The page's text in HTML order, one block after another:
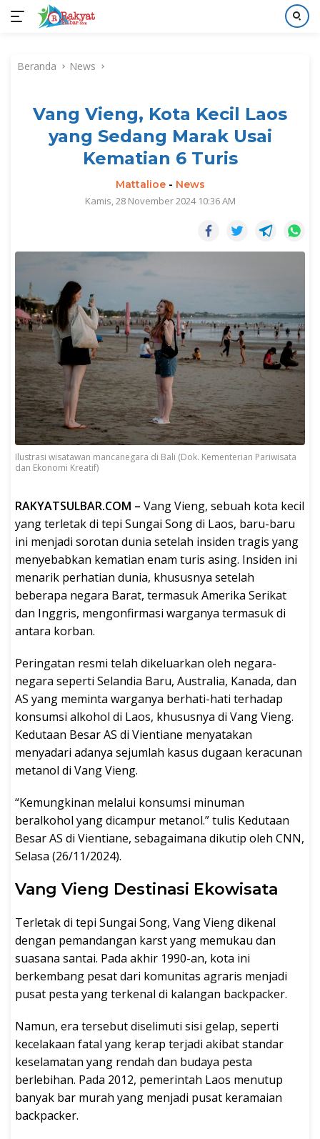
kontenBeranda News
Vang Vieng, Kota Kecil Laos
yang Sedang Marak Usai
Kematian 6 Turis
Mattalioe- News
Kamis, 28 November 2024 10:36 AM
Ilustrasi wisatawan mancanegara di Bali (Dok. Kementerian Pariwisata
dan Ekonomi Kreatif)
RAKYATSULBAR.COM – Vang Vieng, sebuah kota kecil
yang terletak di tepi Sungai Song di Laos, baru-baru
ini menjadi sorotan dunia setelah insiden tragis yang
menyebabkan kematian enam turis asing. Insiden ini
menarik perhatian dunia, khususnya setelah
beberapa negara Barat, termasuk Amerika Serikat
dan Inggris, mengonfirmasi warganya termasuk di
antara korban.
Peringatan resmi telah dikeluarkan oleh negara-
negara seperti Selandia Baru, Australia, Kanada, dan
AS yang meminta warganya berhati-hati terhadap
konsumsi alkohol di Laos, khususnya di Vang Vieng.
Kedutaan Besar AS di Vientiane menyatakan
menyadari adanya sejumlah kasus dugaan keracunan
metanol di Vang Vieng.
“Kemungkinan melalui konsumsi minuman
beralkohol yang dicampur metanol.” tulis Kedutaan
Besar AS di Vientiane, sebagaimana dikutip oleh CNN,
Selasa (26/11/2024).
Vang Vieng Destinasi Ekowisata
Terletak di tepi Sungai Song, Vang Vieng dikenal
dengan pemandangan karst yang memukau dan
suasana santai. Pada akhir 1990-an, kota ini
berkembang pesat dari komunitas agraris menjadi
pusat pesta yang terkenal di kalangan backpacker.
Namun, era tersebut diselimuti sisi gelap, seperti
kecelakaan fatal yang kerap terjadi akibat standar
keselamatan yang rendah dan budaya pesta
berlebihan. Pada 2012, pemerintah Laos menutup
banyak bar murah yang menjadi pusat keramaian
backpacker.